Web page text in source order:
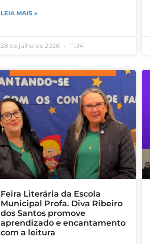
LEIA MAIS »
28 de julho de 2026 11:04
Feira Literária da Escola
Municipal Profa. Diva Ribeiro
dos Santos promove
aprendizado e encantamento
com a leitura